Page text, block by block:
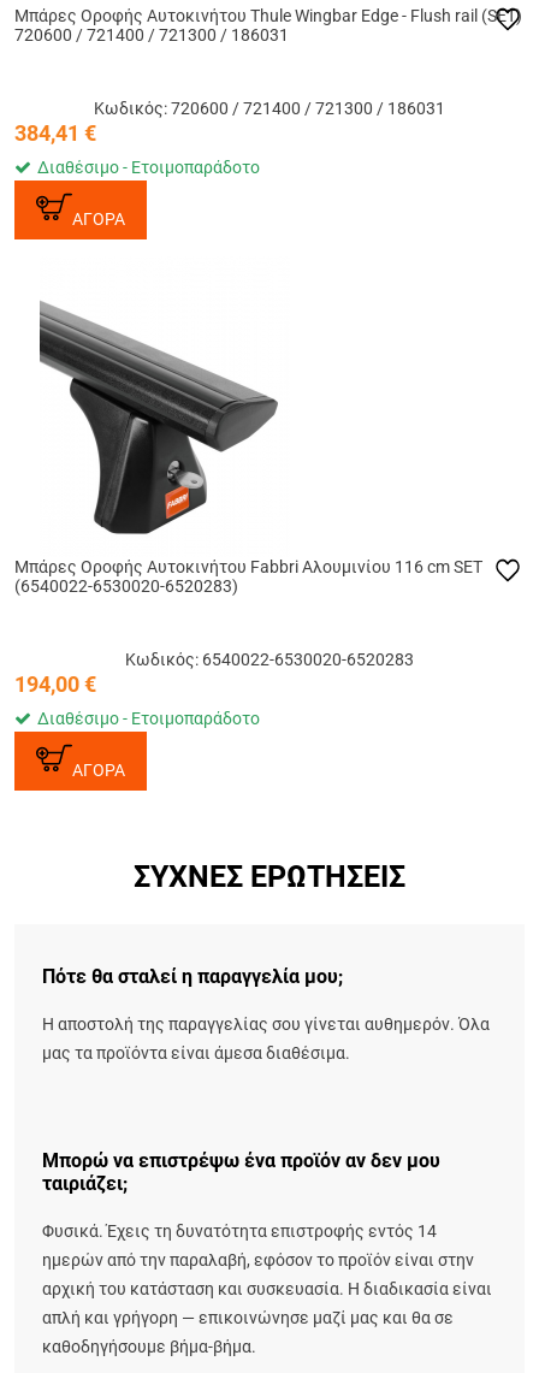
Μπάρες Οροφής Αυτοκινήτου Thule Wingbar Edge - Flush rail (SET)
720600 / 721400 / 721300 / 186031
Κωδικός: 720600 / 721400 / 721300 / 186031
384,41 €
Διαθέσιμο - Ετοιμοπαράδοτο
ΑΓΟΡΑ
Μπάρες Οροφής Αυτοκινήτου Fabbri Αλουμινίου 116 cm SET
(6540022-6530020-6520283)
Κωδικός: 6540022-6530020-6520283
194,00€
Διαθέσιμο - Ετοιμοπαράδοτο
ΑΓΟΡΑ
ΣΥΧΝΈΣ ΕΡΩΤΉΣΕΙΣ
Πότε θα σταλεί η παραγγελία μου;
Η αποστολή της παραγγελίας σου γίνεται αυθημερόν. Όλα
μας τα προϊόντα είναι άμεσα διαθέσιμα.
Μπορώ να επιστρέψω ένα προϊόν αν δεν μου
ταιριάζει;
Φυσικά. Έχεις τη δυνατότητα επιστροφής εντός 14
ημερών από την παραλαβή, εφόσον το προϊόν είναι στην
αρχική του κατάσταση και συσκευασία. Η διαδικασία είναι
απλή και γρήγορη — επικοινώνησε μαζί μας και θα σε
καθοδηγήσουμε βήμα-βήμα.